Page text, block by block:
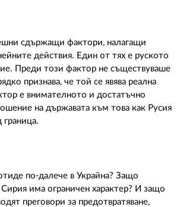
сдържащи фактори, налагащи
действия. Един от тях е руското
Преди този фактор не съществуваше
признава, че той се явява реална
е внимателното и достатъчно
на държавата към това как Русия
граница.
по-далече в Украйна? Защо
Сирия има ограничен характер? И защо
преговори за предотвратяване,